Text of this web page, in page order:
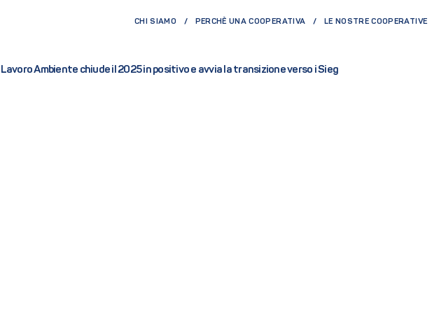
CHI SIAMO PERCHÈ UNA COOPERATIVA LE NOSTRE COOPERATIVE
Lavoro Ambiente chiude il 2025 in positivo e avvia la transizione verso i Sieg